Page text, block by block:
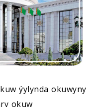
ýylynda okuwyny
okuw